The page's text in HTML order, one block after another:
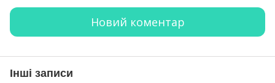
Новий коментар
Інші записи